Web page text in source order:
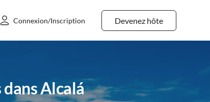
Devenez hôte
Connexion/Inscription
dans Alcalá